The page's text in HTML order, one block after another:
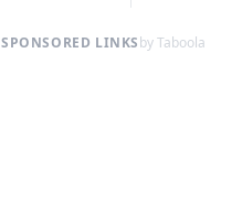
SPONSORED LINKSby Taboola